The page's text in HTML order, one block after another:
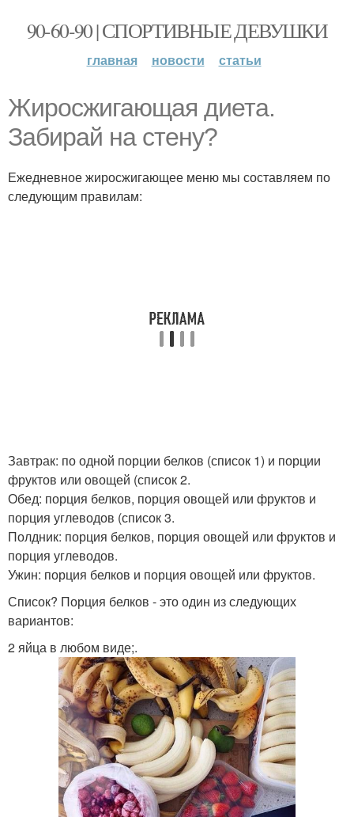
90-60-90 | СПОРТИВНЫЕ ДЕВУШКИ
главная новости статьи
Жиросжигающая диета.
Забирай на стену?
Ежедневное жиросжигающее меню мы составляем по
следующим правилам:
Завтрак: по одной порции белков (список 1) и порции
фруктов или овощей (список 2.
Обед: порция белков, порция овощей или фруктов и
порция углеводов (список 3.
Полдник: порция белков, порция овощей или фруктов и
порция углеводов.
Ужин: порция белков и порция овощей или фруктов.
Список? Порция белков - это один из следующих
вариантов:
2 яйца в любом виде;.